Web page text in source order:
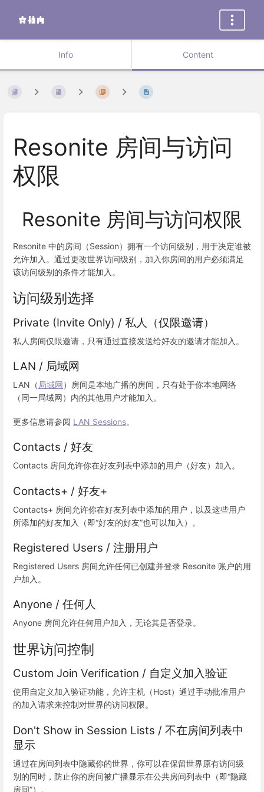
Info Content
Resonite 房间与访问
权限
Resonite 房间与访问权限
Resonite 中的房间（Session）拥有一个访问级别，用于决定谁被
允许加入。通过更改世界访问级别，加入你房间的用户必须满足
该访问级别的条件才能加入。
访问级别选择
Private (Invite Only) / 私人（仅限邀请）
私人房间仅限邀请，只有通过直接发送给好友的邀请才能加入。
LAN / 局域网
LAN（ 局域网）房间是本地广播的房间，只有处于你本地网络
（同一局域网）内的其他用户才能加入。
更多信息请参阅 LAN Sessions。
Contacts / 好友
Contacts 房间允许你在好友列表中添加的用户（好友）加入。
Contacts+ / 好友+
Contacts+ 房间允许你在好友列表中添加的用户，以及这些用户
所添加的好友加入（即“好友的好友”也可以加入）。
Registered Users / 注册用户
Registered Users 房间允许任何已创建并登录 Resonite 账户的用
户加入。
Anyone / 任何人
Anyone 房间允许任何用户加入，无论其是否登录。
世界访问控制
Custom Join Verification / 自定义加入验证
使用自定义加入验证功能，允许主机（Host）通过手动批准用户
的加入请求来控制对世界的访问权限。
Don't Show in Session Lists / 不在房间列表中
显示
通过在房间列表中隐藏你的世界，你可以在保留世界原有访问级
别的同时，防止你的房间被广播显示在公共房间列表中（即“隐藏
房间”）。